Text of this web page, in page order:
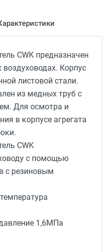
CWK предназначен
воздуховодах. Корпус
листовой стали.
из медных труб с
Для осмотра и
в корпусе агрегата
CWK
с помощью
с резиновым
1,6МПа